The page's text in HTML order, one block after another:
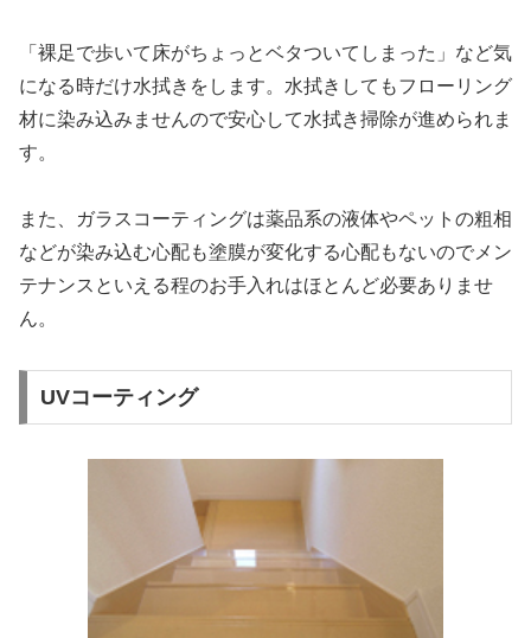
「裸足で歩いて床がちょっとベタついてしまった」など気
になる時だけ水拭きをします。水拭きしてもフローリング
材に染み込みませんので安心して水拭き掃除が進められま
す。
また、ガラスコーティングは薬品系の液体やペットの粗相
などが染み込む心配も塗膜が変化する心配もないのでメン
テナンスといえる程のお手入れはほとんど必要ありませ
ん。
UVコーティング